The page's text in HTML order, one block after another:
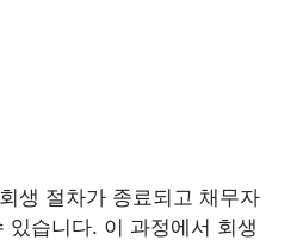
생 절차가 종료되고 채무자
있습니다. 이 과정에서 회생